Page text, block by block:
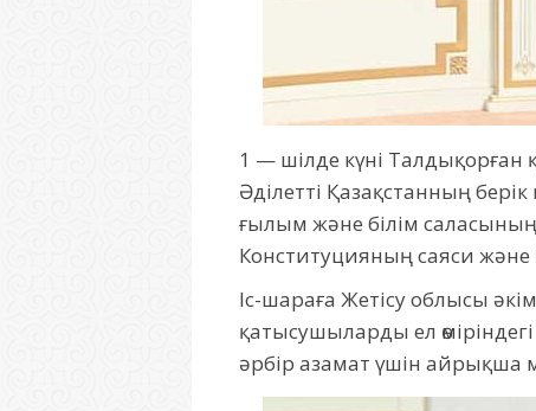
1 — шілде күні Талдықорған
Әділетті Қазақстанның
ғылым және білім саласының
Конституцияның саяси
Іс-шараға Жетісу облысы
қатысушыларды ел
әрбір азамат үшін айрықша